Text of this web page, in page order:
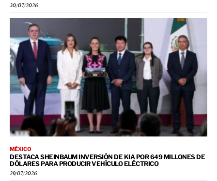
30/07/2026
MÉXICO
DESTACA SHEINBAUM INVERSIÓN DE KIA POR 649 MILLONES DE
DÓLARES PARA PRODUCIR VEHÍCULO ELÉCTRICO
29/07/2026